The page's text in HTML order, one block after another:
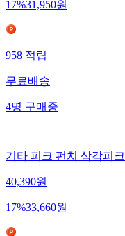
17%31,950원
958적립
무료배송
4명구매중
기타 피크 펀치 삼각피
40,390원
17%33,660원